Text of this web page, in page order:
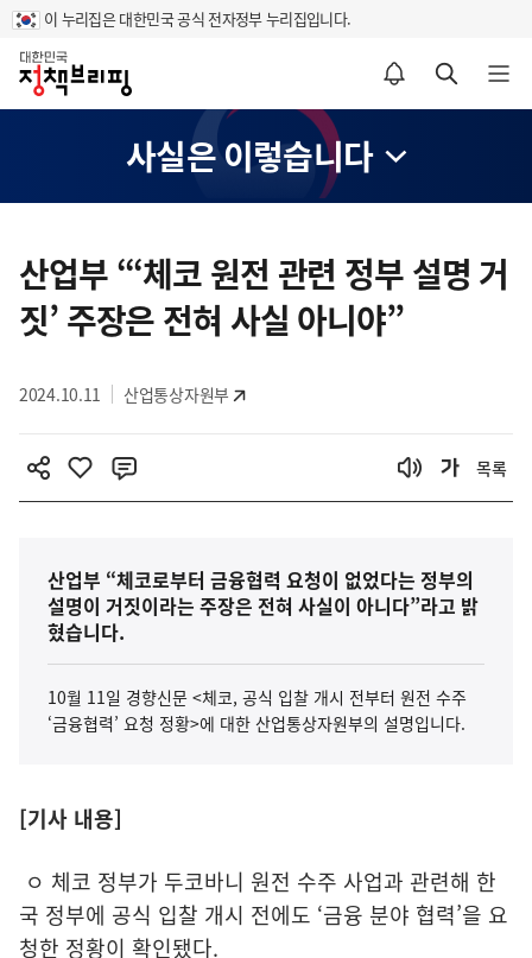
이 누리집은 대한민국 공식 전자정부 누리집입니다.
홈
알림설정 바로가기 검색 바로가기 메뉴 열기
사실은 이렇습니다
츠
영
산업부 “‘체코 원전 관련 정부 설명 거
짓’ 주장은 전혀 사실 아니야”
2024.10.11 산업통상자원부
목록
산업부 “체코로부터 금융협력 요청이 없었다는 정부의
설명이 거짓이라는 주장은 전혀 사실이 아니다”라고 밝
혔습니다.
10월 11일 경향신문 <체코, 공식 입찰 개시 전부터 원전 수주
‘금융협력’ 요청 정황>에 대한 산업통상자원부의 설명입니다.
[기사 내용]
ㅇ 체코 정부가 두코바니 원전 수주 사업과 관련해 한
국 정부에 공식 입찰 개시 전에도 ‘금융 분야 협력’을 요
청한 정황이 확인됐다.